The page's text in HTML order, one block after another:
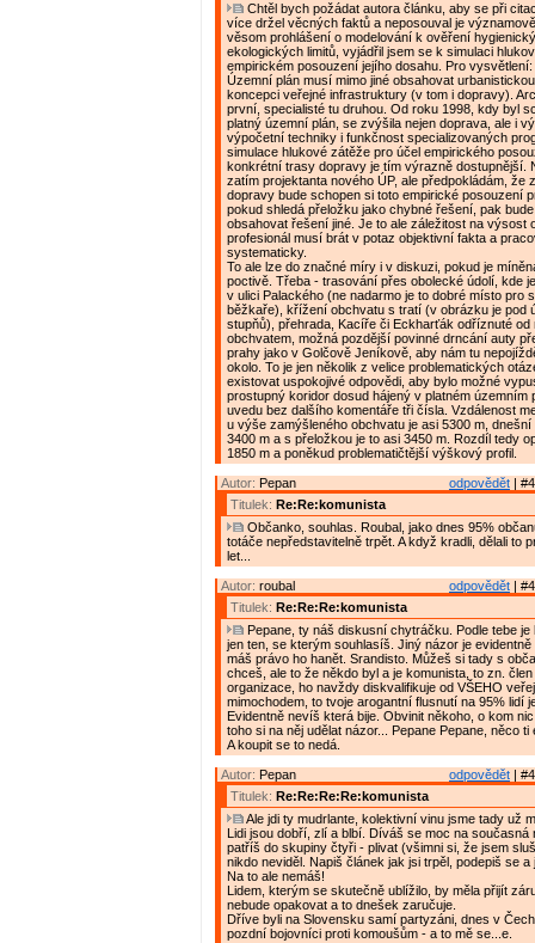
Chtěl bych požádat autora článku, aby se při
více držel věcných faktů a neposouval je
věsom prohlášení o modelování k ověření
ekologických limitů, vyjádřil jsem se k simulaci
empirickém posouzení jejího dosahu. Pro vysvětlení:
Územní plán musí mimo jiné obsahovat
koncepci veřejné infrastruktury (v tom i dopravy).
první, specialisté tu druhou. Od roku 1998, kdy byl
platný územní plán, se zvýšila nejen doprava, ale i
výpočetní techniky i funkčnost specializovaných
simulace hlukové zátěže pro účel empirického
konkrétní trasy dopravy je tím výrazně dostupnější.
zatím projektanta nového ÚP, ale předpokládám, že
dopravy bude schopen si toto empirické posouzení
pokud shledá přeložku jako chybné řešení, pak
obsahovat řešení jiné. Je to ale záležitost na výsost
profesionál musí brát v potaz objektivní fakta a
systematicky.
To ale lze do značné míry i v diskuzi, pokud je
poctivě. Třeba - trasování přes obolecké údolí, kde
v ulici Palackého (ne nadarmo je to dobré místo pro
běžkaře), křížení obchvatu s tratí (v obrázku je pod
stupňů), přehrada, Kacíře či Eckharťák odříznuté od
obchvatem, možná pozdější povinné drncání auty
prahy jako v Golčově Jeníkově, aby nám tu
okolo. To je jen několik z velice problematických
existovat uspokojivé odpovědi, aby bylo možné
prostupný koridor dosud hájený v platném územním
uvedu bez dalšího komentáře tři čísla. Vzdálenost
u výše zamýšleného obchvatu je asi 5300 m,
3400 m a s přeložkou je to asi 3450 m. Rozdíl tedy
1850 m a poněkud problematičtější výškový profil.
odpovědět |
Autor: Pepan
Titulek: Re:Re:komunista
Občanko, souhlas. Roubal, jako dnes 95%
totáče nepředstavitelně trpět. A když kradli, dělali to
let...
odpovědět |
Autor: roubal
Titulek: Re:Re:Re:komunista
Pepane, ty náš diskusní chytráčku. Podle tebe
jen ten, se kterým souhlasíš. Jiný názor je
máš právo ho hanět. Srandisto. Můžeš si tady s
chceš, ale to že někdo byl a je komunista, to zn.
organizace, ho navždy diskvalifikuje od VŠEHO
mimochodem, to tvoje arogantní flusnutí na 95% lidí
Evidentně nevíš která bije. Obvinit někoho, o kom
toho si na něj udělat názor... Pepane Pepane, něco
A koupit se to nedá.
odpovědět |
Autor: Pepan
Titulek: Re:Re:Re:Re:komunista
Ale jdi ty mudrlante, kolektivní vinu jsme tady už
Lidi jsou dobří, zlí a blbí. Díváš se moc na současná
patříš do skupiny čtyři - plivat (všimni si, že jsem
nikdo neviděl. Napiš článek jak jsi trpěl, podepiš se a
Na to ale nemáš!
Lidem, kterým se skutečně ublížilo, by měla přijít
nebude opakovat a to dnešek zaručuje.
Dříve byli na Slovensku samí partyzáni, dnes v
pozdní bojovníci proti komoušům - a to mě se...e.